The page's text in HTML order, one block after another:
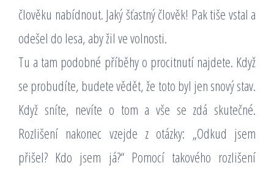
člověku nabídnout. Jaký šťastný člověk! Pak tiše vstal a
odešel do lesa, aby žil ve volnosti.
Tu a tam podobné příběhy o procitnutí najdete. Když
se probudíte, budete vědět, že toto byl jen snový stav.
Když sníte, nevíte o tom a vše se zdá skutečné.
Rozlišení nakonec vzejde z otázky: „Odkud jsem
přišel? Kdo jsem já?“ Pomocí takového rozlišení